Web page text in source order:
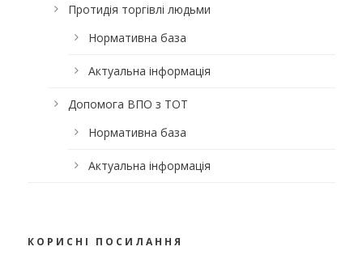
Протидія торгівлі людьми
Нормативна база
Актуальна інформація
Допомога ВПО з ТОТ
Нормативна база
Актуальна інформація
КОРИСНІ ПОСИЛАННЯ